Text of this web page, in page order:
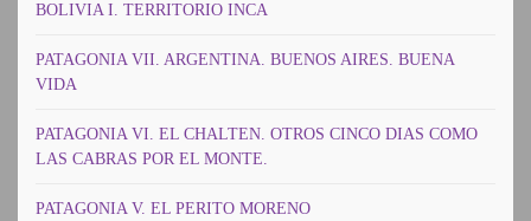
BOLIVIA I. TERRITORIO INCA
PATAGONIA VII. ARGENTINA. BUENOS AIRES. BUENA
VIDA
PATAGONIA VI. EL CHALTEN. OTROS CINCO DIAS COMO
LAS CABRAS POR EL MONTE.
PATAGONIA V. EL PERITO MORENO